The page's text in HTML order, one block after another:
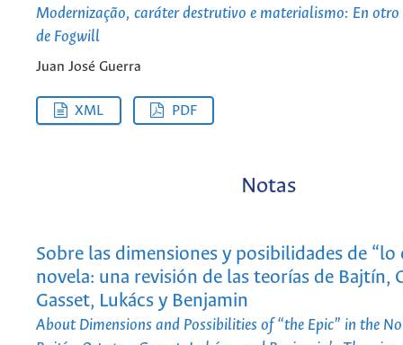
Modernização, caráter destrutivo e materialismo: En otro
de Fogwill
Juan José Guerra
XML PDF
Notas
Sobre las dimensiones y posibilidades de “lo
novela: una revisión de las teorías de Bajtín,
Gasset, Lukács y Benjamin
About Dimensions and Possibilities of “the Epic” in the